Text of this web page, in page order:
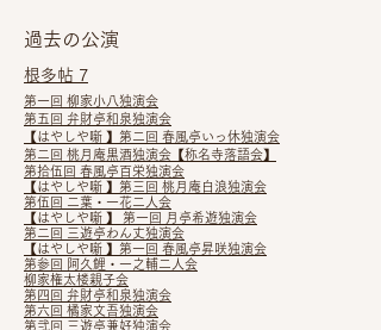
過去の公演
根多帖 7
第一回 柳家小八独演会
第五回 弁財亭和泉独演会
【はやしや噺 】第二回 春風亭いっ休独演会
第二回 桃月庵黒酒独演会【称名寺落語会】
第拾伍回 春風亭百栄独演会
【はやしや噺 】第三回 桃月庵白浪独演会
第伍回 二葉・一花二人会
【はやしや噺 】 第一回 月亭希遊独演会
第二回 三遊亭わん丈独演会
【はやしや噺 】第一回 春風亭昇咲独演会
第参回 阿久鯉・一之輔二人会
柳家権太楼親子会
第四回 弁財亭和泉独演会
第六回 橘家文吾独演会
第弐回 三遊亭兼好独演会